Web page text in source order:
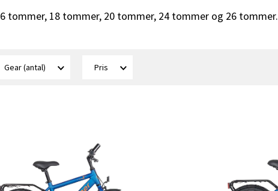
tommer, 18 tommer, 20 tommer, 24 tommer og 26 tommer.
Gear (antal) Pris